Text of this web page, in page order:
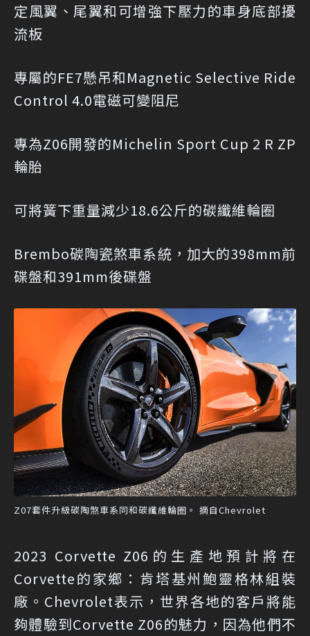
定風翼、尾翼和可增強下壓力的車身底部擾
流板
專屬的FE7懸吊和Magnetic Selective Ride
Control 4.0電磁可變阻尼
專為Z06開發的Michelin Sport Cup 2 R ZP
輪胎
可將簧下重量減少18.6公斤的碳纖維輪圈
Brembo碳陶瓷煞車系統，加大的398mm前
碟盤和391mm後碟盤
Z07套件升級碳陶煞車系同和碳纖維輪圈。 摘自Chevrolet
2023 Corvette Z06的生產地預計將在
Corvette的家鄉：肯塔基州鮑靈格林組裝
廠。Chevrolet表示，世界各地的客戶將能
夠體驗到Corvette Z06的魅力，因為他們不